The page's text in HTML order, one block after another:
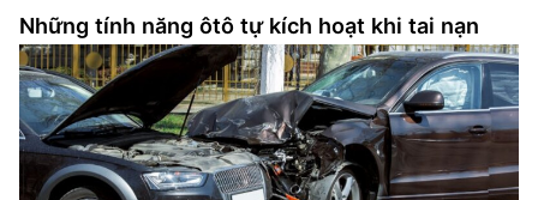
Những tính năng ôtô tự kích hoạt khi tai nạn